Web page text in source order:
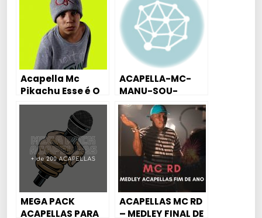
Acapella Mc
Pikachu Esse é O
Clima
ACAPELLA-MC-
MANU-SOU-
PROFISSIONAL
MEGA PACK
ACAPELLAS PARA
ACAPELLAS MC RD
– MEDLEY FINAL DE